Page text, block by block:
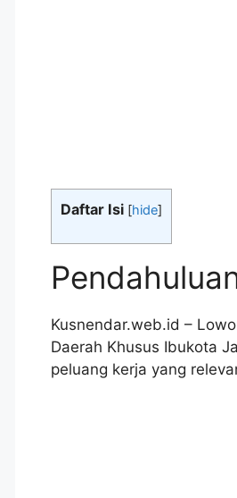
Daftar Isi [hide]
Kusnendar.web.id –
Daerah Khusus Ibukota
peluang kerja yang